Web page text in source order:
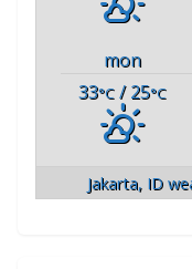
mon
33°C / 25°C
Jakarta, ID